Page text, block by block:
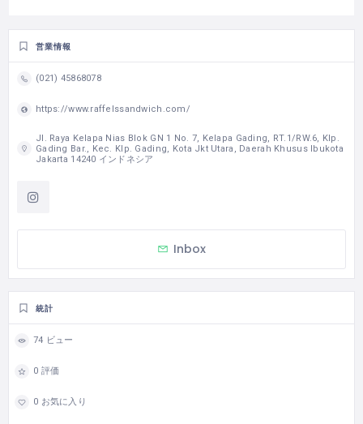
営業情報
(021) 45868078
https://www.raffelssandwich.com/
Jl. Raya Kelapa Nias Blok GN 1 No. 7, Kelapa Gading, RT.1/RW.6, Klp.
Gading Bar., Kec. Klp. Gading, Kota Jkt Utara, Daerah Khusus Ibukota
Jakarta 14240 インドネシア
Inbox
統計
74 ビュー
0 評価
0 お気に入り